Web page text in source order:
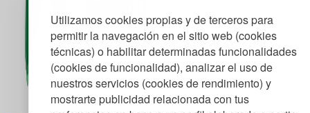
Utilizamos cookies propias y de terceros para
permitir la navegación en el sitio web (cookies
técnicas) o habilitar determinadas funcionalidades
(cookies de funcionalidad), analizar el uso de
nuestros servicios (cookies de rendimiento) y
mostrarte publicidad relacionada con tus